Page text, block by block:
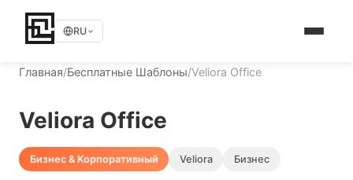
RU
Главная/Бесплатные Шаблоны/Veliora Office
Veliora Office
Бизнес & Корпоративный Veliora Бизнес